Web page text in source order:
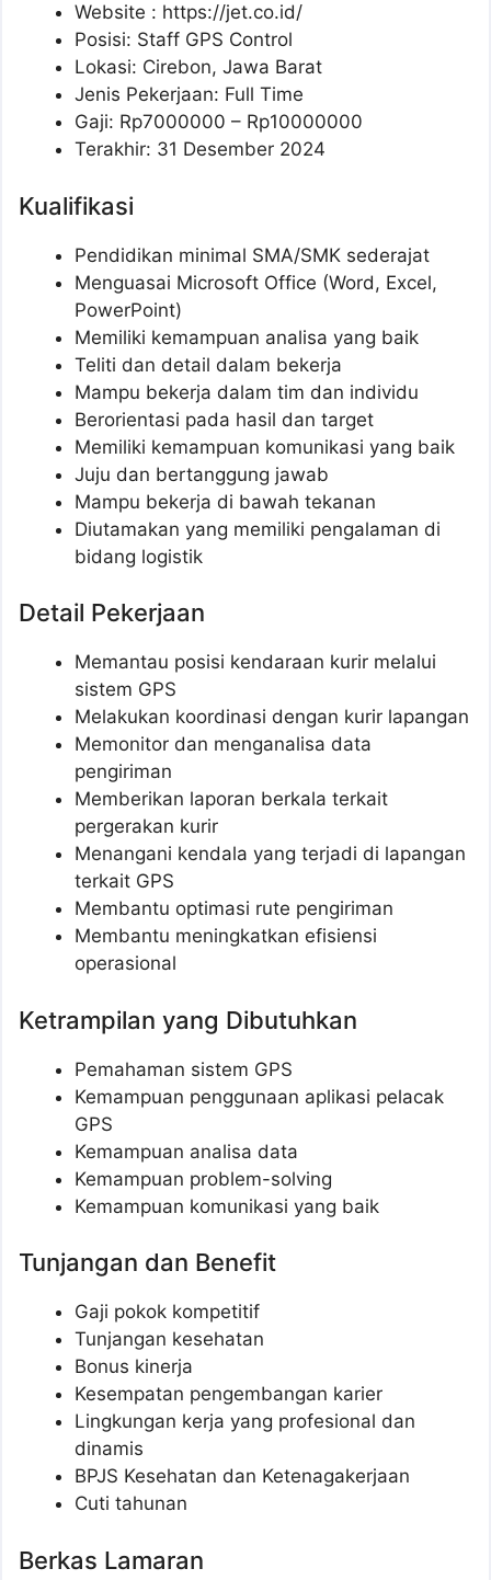
Website : https://jet.co.id/
Posisi: Staff GPS Control
Lokasi: Cirebon, Jawa Barat
Jenis Pekerjaan: Full Time
Gaji: Rp7000000 – Rp10000000
Terakhir: 31 Desember 2024
Kualifikasi
Pendidikan minimal SMA/SMK sederajat
Menguasai Microsoft Office (Word, Excel,
PowerPoint)
Memiliki kemampuan analisa yang baik
Teliti dan detail dalam bekerja
Mampu bekerja dalam tim dan individu
Berorientasi pada hasil dan target
Memiliki kemampuan komunikasi yang baik
Juju dan bertanggung jawab
Mampu bekerja di bawah tekanan
Diutamakan yang memiliki pengalaman di
bidang logistik
Detail Pekerjaan
Memantau posisi kendaraan kurir melalui
sistem GPS
Melakukan koordinasi dengan kurir lapangan
Memonitor dan menganalisa data
pengiriman
Memberikan laporan berkala terkait
pergerakan kurir
Menangani kendala yang terjadi di lapangan
terkait GPS
Membantu optimasi rute pengiriman
Membantu meningkatkan efisiensi
operasional
Ketrampilan yang Dibutuhkan
Pemahaman sistem GPS
Kemampuan penggunaan aplikasi pelacak
GPS
Kemampuan analisa data
Kemampuan problem-solving
Kemampuan komunikasi yang baik
Tunjangan dan Benefit
Gaji pokok kompetitif
Tunjangan kesehatan
Bonus kinerja
Kesempatan pengembangan karier
Lingkungan kerja yang profesional dan
dinamis
BPJS Kesehatan dan Ketenagakerjaan
Cuti tahunan
Berkas Lamaran